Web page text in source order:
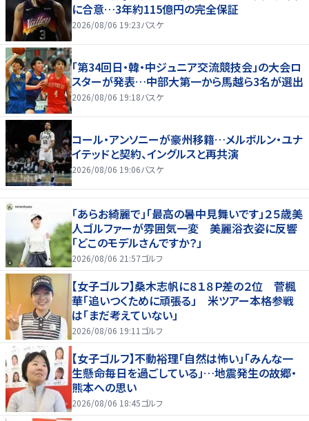
に合意…3年約115億円の完全保証
2026/08/06 19:23バスケ
「第34回日・韓・中ジュニア交流競技会」の大会ロ
スターが発表…中部大第一から馬越ら3名が選出
2026/08/06 19:18バスケ
コール・アンソニーが豪州移籍…メルボルン・ユナ
イテッドと契約、イングルスと再共演
2026/08/06 19:06バスケ
「あらお綺麗で」「最高の暑中見舞いです」２５歳美
人ゴルファーが雰囲気一変 美麗浴衣姿に反響
「どこのモデルさんですか？」
2026/08/06 21:57ゴルフ
【女子ゴルフ】桑木志帆に８１８Ｐ差の２位 菅楓
華「追いつくために頑張る」 米ツアー本格参戦
は「まだ考えていない」
2026/08/06 19:11 ゴルフ
【女子ゴルフ】不動裕理「自然は怖い」「みんな一
生懸命毎日を過ごしている」…地震発生の故郷・
熊本への思い
2026/08/06 18:45ゴルフ